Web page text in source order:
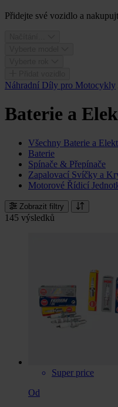
Přidejte své vozidlo a
Náhradní Díly pro Motocykly
Baterie a
Všechny Baterie a
Baterie
Spínače & Přepínače
Zapalovací Svíčky a
Motorové Řídicí
Zobrazit filtry
145 výsledků
Super price
Od